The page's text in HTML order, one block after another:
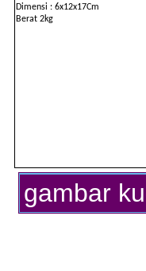
Dimensi : 6x12x17Cm
Berat 2kg
gambar